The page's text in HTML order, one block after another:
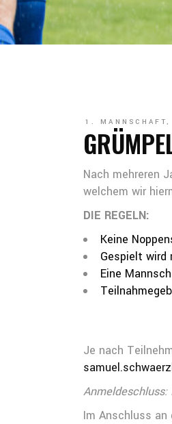
1. MANNSCHAFT,
Nach mehreren
welchem wir
DIE REGELN:
Keine
Gespielt wird
Eine
Je nach
Im Anschluss an